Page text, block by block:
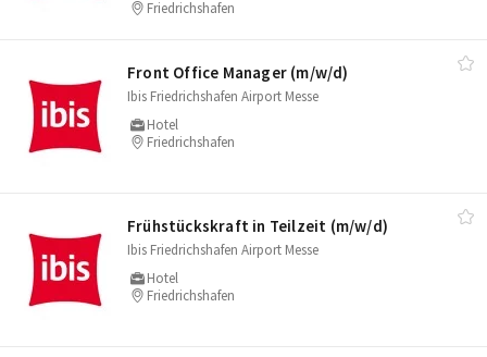
Friedrichshafen
Front Office Manager (m/​w/​d)
Ibis Friedrichshafen Airport Messe
Hotel
Friedrichshafen
Frühstückskraft in Teilzeit (m/​w/​d)
Ibis Friedrichshafen Airport Messe
Hotel
Friedrichshafen